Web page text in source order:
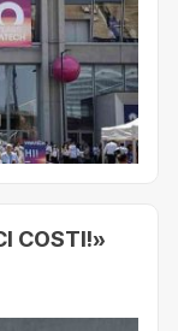
COSTI!»